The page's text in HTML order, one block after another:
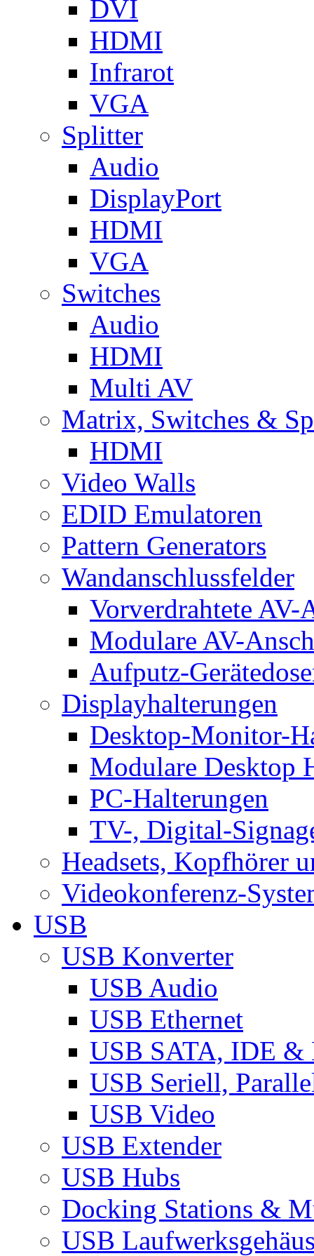
DVI
HDMI
Infrarot
VGA
Splitter
Audio
DisplayPort
HDMI
VGA
Switches
Audio
HDMI
Multi AV
Matrix, Switches &
HDMI
Video Walls
EDID Emulatoren
Pattern Generators
Wandanschlussfelder
Vorverdrahtete AV-
Modulare AV-
Aufputz-
Displayhalterungen
Desktop-Monitor-
Modulare Desktop
PC-Halterungen
TV-, Digital-
Headsets, Kopfhörer
Videokonferenz-
USB
USB Konverter
USB Audio
USB Ethernet
USB SATA, IDE &
USB Seriell,
USB Video
USB Extender
USB Hubs
Docking Stations &
USB